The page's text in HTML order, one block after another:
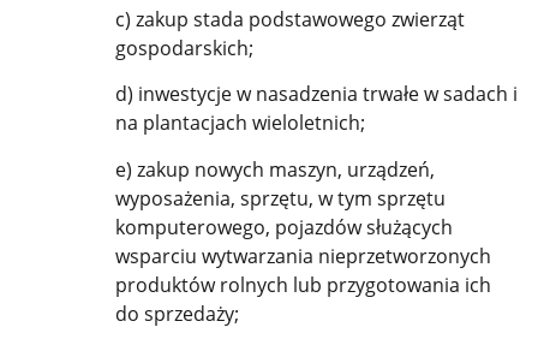
c) zakup stada podstawowego zwierząt
gospodarskich;
d) inwestycje w nasadzenia trwałe w sadach i
na plantacjach wieloletnich;
e) zakup nowych maszyn, urządzeń,
wyposażenia, sprzętu, w tym sprzętu
komputerowego, pojazdów służących
wsparciu wytwarzania nieprzetworzonych
produktów rolnych lub przygotowania ich
do sprzedaży;